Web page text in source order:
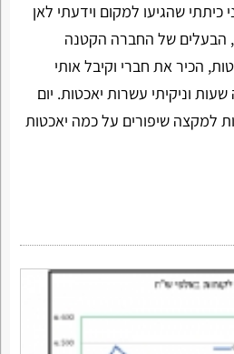
כיתתי שהגיעו למקום וידעתי לאן
הבעלים של החברה הקטנה
הכיר את חברי וקיבל אותי
וניקיתי עשרות יאכטות. יום
למקצה שיפורים על כמה יאכטות